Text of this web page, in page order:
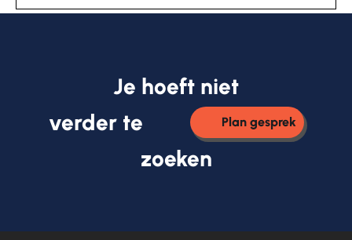
Je hoeft niet
verder te
Plan gesprek
zoeken